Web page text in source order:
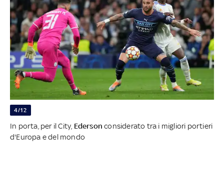
4/12
In porta, per il City, Edersonconsiderato tra i migliori portieri
d'Europa e del mondo